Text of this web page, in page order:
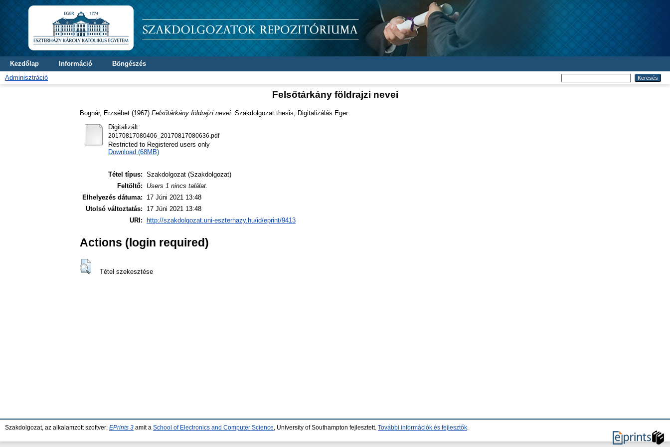
Kezdőlap Információ
Böngészés
Adminisztráció
Felsőtárkány földrajzi nevei
Bognár, Erzsébet (1967) Felsőtárkány földrajzi nevei. Szakdolgozat thesis, Digitalizálás Eger.
Digitalizált
20170817080406_20170817080636.pdf
Restricted to Registered users only
Download (68MB)
Tétel típus: Szakdolgozat (Szakdolgozat)
Feltöltő:
Users 1 nincs találat.
Elhelyezés dátuma:
17 Júni 2021 13:48
Utolsó változtatás:
17 Júni 2021 13:48
URI:
http://szakdolgozat.uni-eszterhazy.hu/id/eprint/9413
Actions (login required)
Tétel szekesztése
Szakdolgozat, az alkalamzott szoftver: EPrints 3 amit a School of Electronics and Computer Science , University of Southampton fejlesztett. További információk és fejlesztők